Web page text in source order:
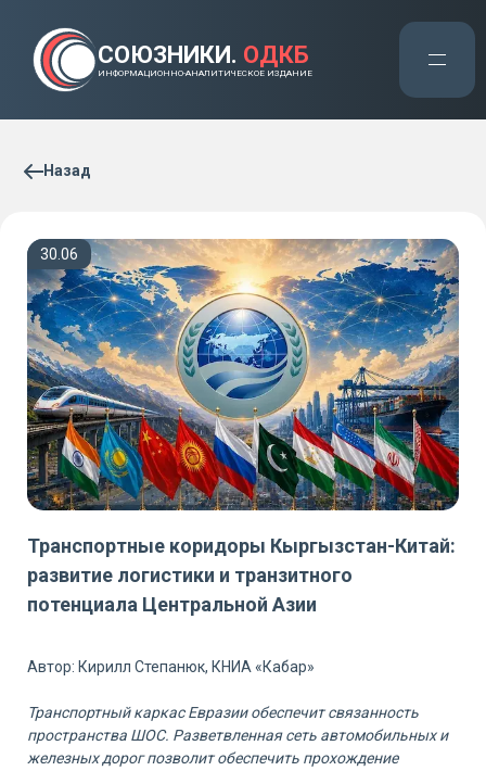
СОЮЗНИКИ. ОДКБ
ИНФОРМАЦИОННО-АНАЛИТИЧЕСКОЕ ИЗДАНИЕ
Назад
30.06
Транспортные коридоры Кыргызстан-Китай:
развитие логистики и транзитного
потенциала Центральной Азии
Автор: Кирилл Степанюк, КНИА «Кабар»
Транспортный каркас Евразии обеспечит связанность
пространства ШОС. Разветвленная сеть автомобильных и
железных дорог позволит обеспечить прохождение